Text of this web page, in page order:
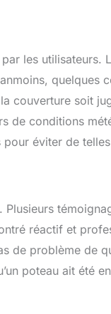
farnientes sur la
les utilisateurs.
quelques
couverture soit
de conditions
éviter de
Plusieurs
réactif et
de problème de
poteau ait été